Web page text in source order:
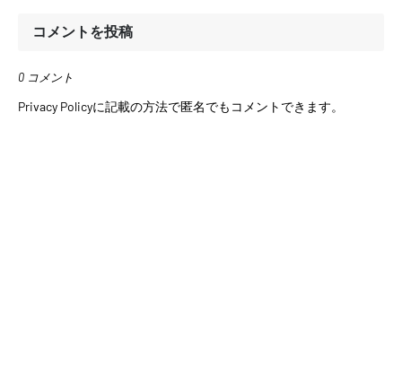
コメントを投稿
0 コメント
Privacy Policyに記載の方法で匿名でもコメントできます。